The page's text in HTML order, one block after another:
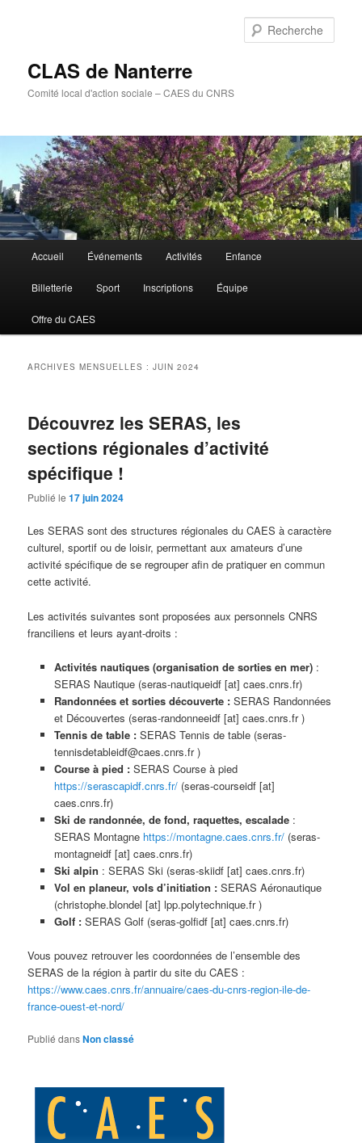
CLAS de Nanterre
Comité local d'action sociale – CAES du CNRS
principal
Accueil Événements Activités Enfance
Billetterie Sport Inscriptions Équipe
Offre du CAES
ARCHIVES MENSUELLES :JUIN 2024
Découvrez les SERAS, les
sections régionales d’activité
spécifique !
Publié le17 juin 2024
Les SERAS sont des structures régionales du CAES à caractère
culturel, sportif ou de loisir, permettant aux amateurs d’une
activité spécifique de se regrouper afin de pratiquer en commun
cette activité.
Les activités suivantes sont proposées aux personnels CNRS
franciliens et leurs ayant-droits :
Activités nautiques (organisation de sorties en mer) :
SERAS Nautique (seras-nautiqueidf [at] caes.cnrs.fr)
Randonnées et sorties découverte :SERAS Randonnées
et Découvertes (seras-randonneeidf [at] caes.cnrs.fr )
Tennis de table :SERAS Tennis de table (seras-
tennisdetableidf@caes.cnrs.fr )
Course à pied :SERAS Course à pied
https://serascapidf.cnrs.fr/ (seras-courseidf [at]
caes.cnrs.fr)
Ski de randonnée, de fond, raquettes, escalade :
SERAS Montagne https://montagne.caes.cnrs.fr/(seras-
montagneidf [at] caes.cnrs.fr)
Ski alpin : SERAS Ski (seras-skiidf [at] caes.cnrs.fr)
Vol en planeur, vols d’initiation : SERAS Aéronautique
(christophe.blondel [at] lpp.polytechnique.fr )
Golf : SERAS Golf (seras-golfidf [at] caes.cnrs.fr)
Vous pouvez retrouver les coordonnées de l’ensemble des
SERAS de la région à partir du site du CAES :
https://www.caes.cnrs.fr/annuaire/caes-du-cnrs-region-ile-de-
france-ouest-et-nord/
Publié dansNon classé